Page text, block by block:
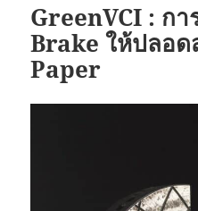
GreenVCI : กา
Brake ให้ปลอ
Paper